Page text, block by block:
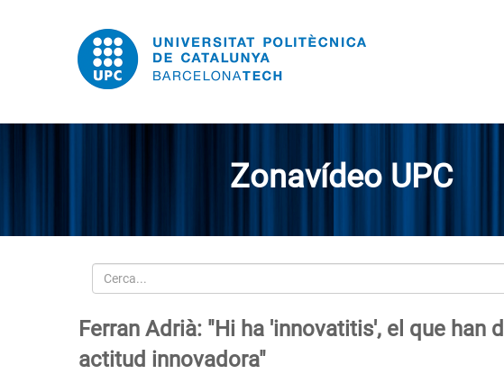
Zonavídeo UPC
Cerca
Ferran Adrià: "Hi ha 'innovatitis', el que han
actitud innovadora"